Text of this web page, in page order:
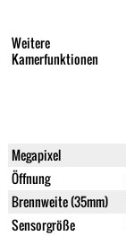
Weitere
Kamerfunktionen
Megapixel
Öffnung
Brennweite (35mm)
Sensorgröße